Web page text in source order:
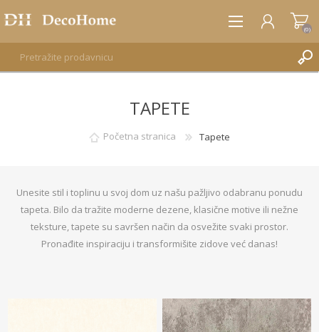
(0)
TAPETE
Početna stranica Tapete
Unesite stil i toplinu u svoj dom uz našu pažljivo odabranu ponudu
tapeta. Bilo da tražite moderne dezene, klasične motive ili nežne
teksture, tapete su savršen način da osvežite svaki prostor.
Pronađite inspiraciju i transformišite zidove već danas!